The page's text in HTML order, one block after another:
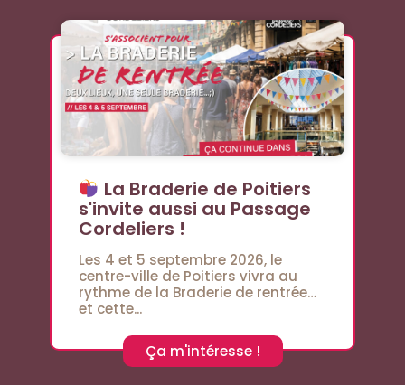
La Braderie de Poitiers
s'invite aussi au Passage
Cordeliers !
Les 4 et 5 septembre 2026, le
centre-ville de Poitiers vivra au
rythme de la Braderie de rentrée…
et cette...
Ça m'intéresse !